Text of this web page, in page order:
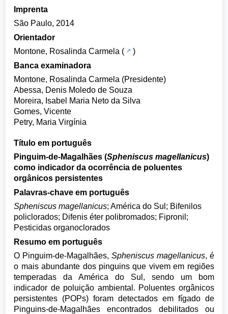
Imprenta
São Paulo, 2014
Orientador
Montone, Rosalinda Carmela (
)
Banca examinadora
Montone, Rosalinda Carmela (Presidente)
Abessa, Denis Moledo de Souza
Moreira, Isabel Maria Neto da Silva
Gomes, Vicente
Petry, Maria Virgínia
Título em português
Pinguim-de-Magalhães (Spheniscus magellanicus)
como indicador da ocorrência de poluentes
orgânicos persistentes
Palavras-chave em português
Spheniscus magellanicus; América do Sul; Bifenilos
policlorados; Difenis éter polibromados; Fipronil;
Pesticidas organoclorados
Resumo em português
O Pinguim-de-Magalhães, Spheniscus magellanicus, é
o mais abundante dos pinguins que vivem em regiões
temperadas da América do Sul, sendo um bom
indicador de poluição ambiental. Poluentes orgânicos
persistentes (POPs) foram detectados em fígado de
Pinguins-de-Magalhães encontrados debilitados ou